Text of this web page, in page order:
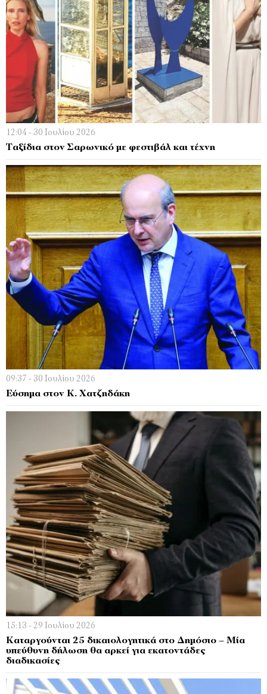
12:04 - 30 Ιουλίου 2026
Ταξίδια στον Σαρωνικό με φεστιβάλ και τέχνη
09:37 - 30 Ιουλίου 2026
Εύσημα στον Κ. Χατζηδάκη
15:13 - 29 Ιουλίου 2026
Καταργούνται 25 δικαιολογητικά στο Δημόσιο – Μία
υπεύθυνη δήλωση θα αρκεί για εκατοντάδες
διαδικασίες